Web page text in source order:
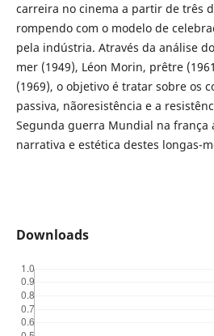
carreira no cinema a partir de três
rompendo com o modelo de
pela indústria. Através da análise
mer (1949), Léon Morin, prêtre
(1969), o objetivo é tratar sobre os
passiva, nãoresistência e a
Segunda guerra Mundial na frança
narrativa e estética destes longas-
Downloads